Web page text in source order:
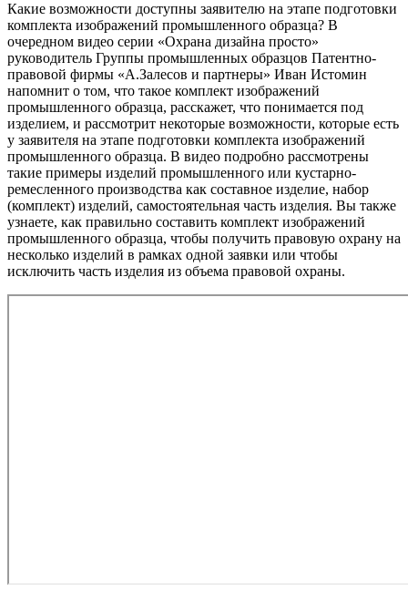
Какие возможности доступны заявителю на этапе подготовки
комплекта изображений промышленного образца? В
очередном видео серии «Охрана дизайна просто»
руководитель Группы промышленных образцов Патентно-
правовой фирмы «А.Залесов и партнеры» Иван Истомин
напомнит о том, что такое комплект изображений
промышленного образца, расскажет, что понимается под
изделием, и рассмотрит некоторые возможности, которые есть
у заявителя на этапе подготовки комплекта изображений
промышленного образца. В видео подробно рассмотрены
такие примеры изделий промышленного или кустарно-
ремесленного производства как составное изделие, набор
(комплект) изделий, самостоятельная часть изделия. Вы также
узнаете, как правильно составить комплект изображений
промышленного образца, чтобы получить правовую охрану на
несколько изделий в рамках одной заявки или чтобы
исключить часть изделия из объема правовой охраны.